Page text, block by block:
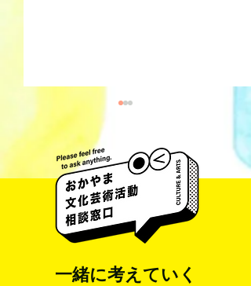
梅田彩香 Ayaka Umeda
一緒に考えていく